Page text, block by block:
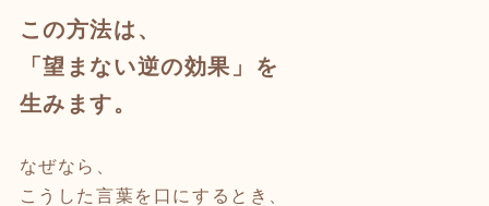
この方法は、
「望まない逆の効果」を
生みます。
なぜなら、
こうした言葉を口にするとき、